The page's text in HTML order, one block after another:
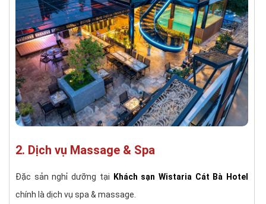
2. Dịch vụ Massage & Spa
Đặc sản nghỉ dưỡng tại
Khách sạn Wistaria Cát Bà Hotel
chính là dịch vụ spa & massage.